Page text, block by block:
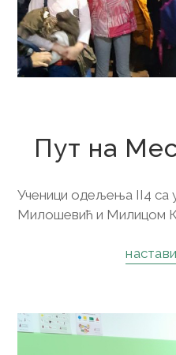
Пут на
Ученици одељења II4 са
Милошевић и Милицом